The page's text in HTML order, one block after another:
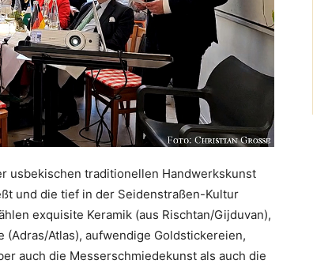
usbekischen traditionellen Handwerkskunst
und die tief in der Seidenstraßen-Kultur
exquisite Keramik (aus Rischtan/Gijduvan),
Atlas), aufwendige Goldstickereien,
auch die Messerschmiedekunst als auch die